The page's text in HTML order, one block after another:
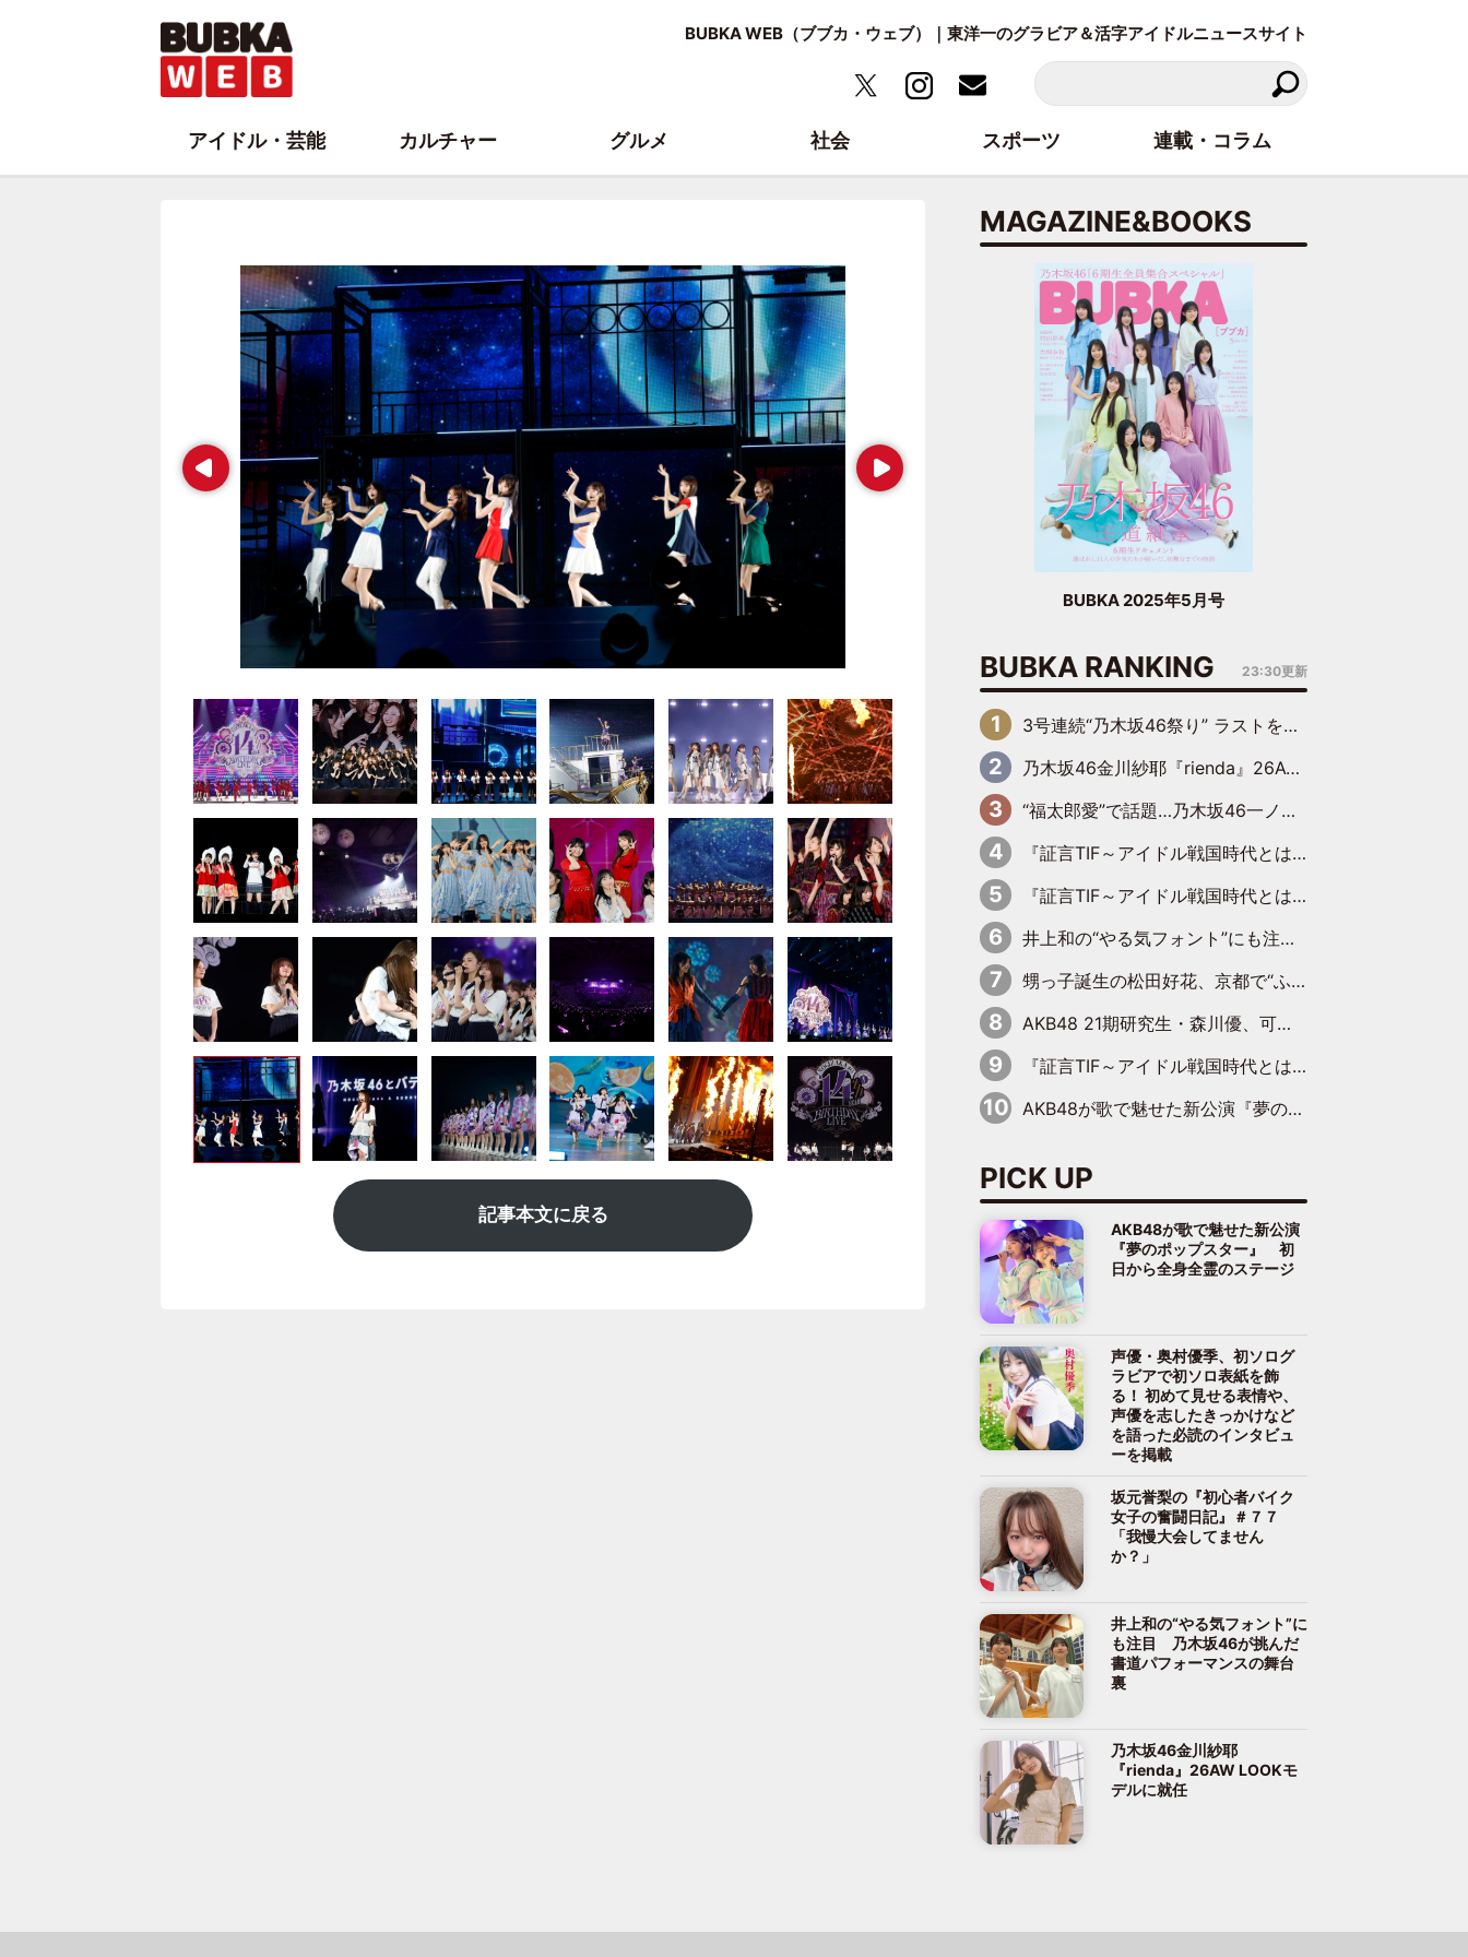
BUBKA WEB（ブブカ・ウェブ）｜東洋一のグラビア＆活字アイドルニュースサイト
Prev Next
記事本文に戻る
MAGAZINE&BOOKS
BUBKA 2025年5月号
BUBKA RANKING 23:30更新
3号連続“乃木坂46祭り” ラストを飾るのは賀喜遥香…5年ぶりの登場に「5年分大人になった私を見ていただけたら」
乃木坂46金川紗耶『rienda』26AW LOOKモデルに就任
“福太郎愛”で話題…乃木坂46一ノ瀬美空、地元福岡『めんべい25周年トップサポーター』に就任
『証言TIF～アイドル戦国時代とはなんだったのか～』第6回：でんぱ組.inc・古川未鈴×相沢梨紗「『ハロプロやりたかったな』って言ったら、夢眠ねむさんに『てめえはでんぱ組．incなんだよ！』って肩パンされて(笑)」
『証言TIF～アイドル戦国時代とはなんだったのか～』第11回：私立恵比寿中学・真山りか×安本彩花「TIFで10年ぶりのキョンシーメイクをしたら、場を完全に引かせてしまって。時代が変わったんだなって」
井上和の“やる気フォント”にも注目 乃木坂46が挑んだ書道パフォーマンスの舞台裏
甥っ子誕生の松田好花、京都で“ふたつの家族”をはしご！ “母”黒谷友香に見送られ、“父”松岡昌宏とはハシゴ酒
AKB48 21期研究生・森川優、可愛さもある大人の女性に
『証言TIF～アイドル戦国時代とはなんだったのか～』第10回：さくら学院・武藤彩未×飯田らうら「正直、中3で辞めるというのを信じてなくて。そう言われてはいたけど、嘘でしょって」
AKB48が歌で魅せた新公演『夢のポップスター』 初日から全身全霊のステージ
PICK UP
AKB48が歌で魅せた新公演
『夢のポップスター』 初
日から全身全霊のステージ
声優・奥村優季、初ソログ
ラビアで初ソロ表紙を飾
る！ 初めて見せる表情や、
声優を志したきっかけなど
を語った必読のインタビュ
ーを掲載
坂元誉梨の『初心者バイク
女子の奮闘日記』＃７７
「我慢大会してません
か？」
井上和の“やる気フォント”に
も注目 乃木坂46が挑んだ
書道パフォーマンスの舞台
裏
乃木坂46金川紗耶
『rienda』26AW LOOKモ
デルに就任
アイドル・芸能 カルチャー グルメ 社会 スポーツ 連載・コラム